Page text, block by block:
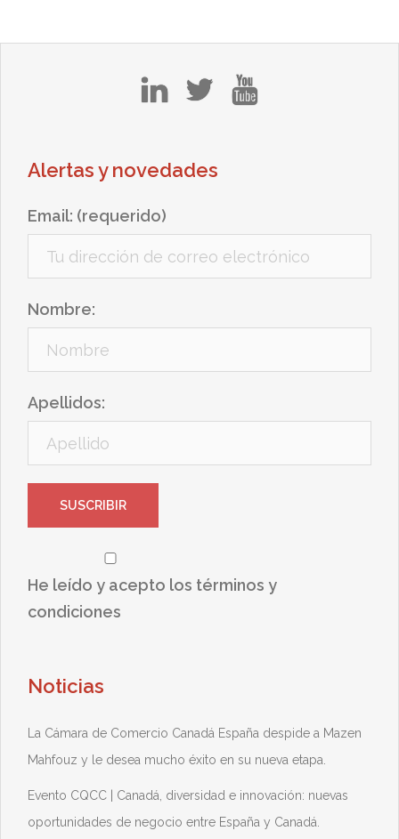
Alertas y novedades
Email: (requerido)
Nombre:
Apellidos:
He leído y acepto los términos y
condiciones
Noticias
La Cámara de Comercio Canadá España despide a Mazen
Mahfouz y le desea mucho éxito en su nueva etapa.
Evento CQCC | Canadá, diversidad e innovación: nuevas
oportunidades de negocio entre España y Canadá.